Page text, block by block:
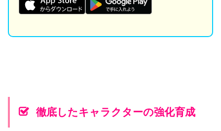
徹底したキャラクターの強化育成